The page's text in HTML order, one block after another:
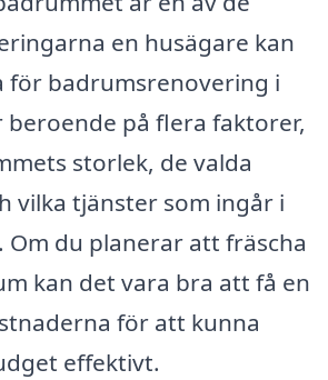
en husägare kan
för badrumsrenovering i
beroende på flera faktorer,
storlek, de valda
vilka tjänster som ingår i
du planerar att fräscha
kan det vara bra att få en
för att kunna
effektivt.